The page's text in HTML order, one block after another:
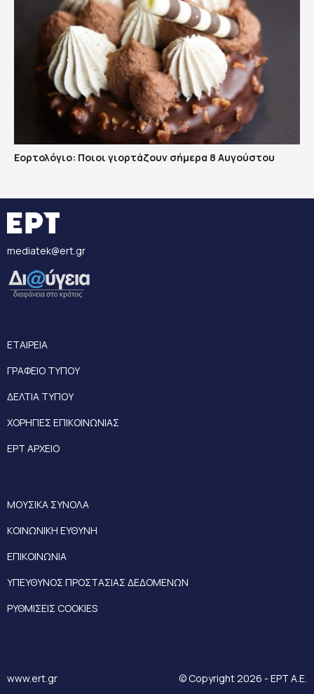
Εορτολόγιο: Ποιοι γιορτάζουν σήμερα 8 Αυγούστου
mediatek@ert.gr
ΕΤΑΙΡΕΙΑ
ΓΡΑΦΕΙΟ ΤΥΠΟΥ
ΔΕΛΤΙΑ ΤΥΠΟΥ
ΧΟΡΗΓΙΕΣ ΕΠΙΚΟΙΝΩΝΙΑΣ
ΕΡΤ ΑΡΧΕΙΟ
ΜΟΥΣΙΚΑ ΣΥΝΟΛΑ
ΚΟΙΝΩΝΙΚΗ ΕΥΘΥΝΗ
ΕΠΙΚΟΙΝΩΝΙΑ
ΥΠΕΥΘΥΝΟΣ ΠΡΟΣΤΑΣΙΑΣ ΔΕΔΟΜΕΝΩΝ
ΡΥΘΜΙΣΕΙΣ COOKIES
www.ert.gr © Copyright 2026 - ΕΡΤ Α.Ε.